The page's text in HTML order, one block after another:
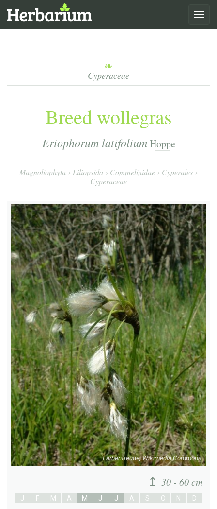
Toggle
Cyperaceae
Breed wollegras
Eriophorum latifolium Hoppe
Magnoliophyta Liliopsida Commelinidae
Cyperales
Cyperaceae
Farbenfreude, Wikimedia Commons
30 - 60 cm
J F M A M J J A S O N D